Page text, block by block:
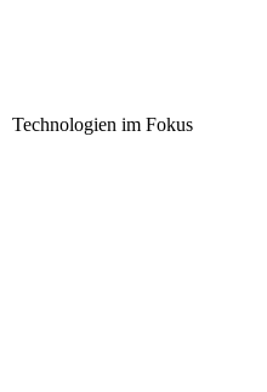
Technologien im Fokus